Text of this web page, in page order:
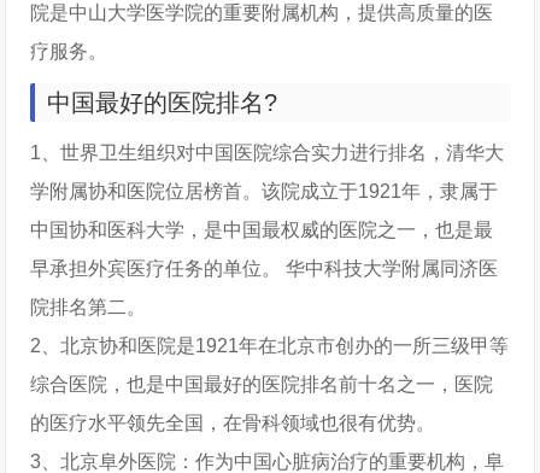
院是中山大学医学院的重要附属机构，提供高质量的医
疗服务。
中国最好的医院排名?
1、世界卫生组织对中国医院综合实力进行排名，清华大
学附属协和医院位居榜首。该院成立于1921年，隶属于
中国协和医科大学，是中国最权威的医院之一，也是最
早承担外宾医疗任务的单位。 华中科技大学附属同济医
院排名第二。
2、北京协和医院是1921年在北京市创办的一所三级甲等
综合医院，也是中国最好的医院排名前十名之一，医院
的医疗水平领先全国，在骨科领域也很有优势。
3、北京阜外医院：作为中国心脏病治疗的重要机构，阜